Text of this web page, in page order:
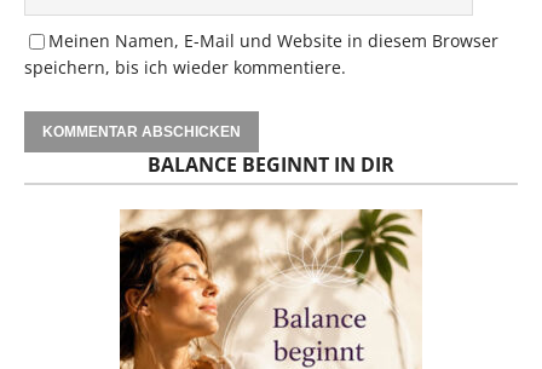
Meinen Namen, E-Mail und Website in diesem Browser
speichern, bis ich wieder kommentiere.
BALANCE BEGINNT IN DIR